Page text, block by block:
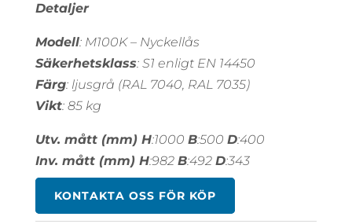
Detaljer
Modell: M100K – Nyckellås
Säkerhetsklass: S1 enligt EN 14450
Färg: ljusgrå (RAL 7040, RAL 7035)
Vikt: 85 kg
Utv. mått (mm) H:1000 B:500 D:400
Inv. mått (mm) H:982 B:492 D:343
KONTAKTA OSS FÖR KÖP